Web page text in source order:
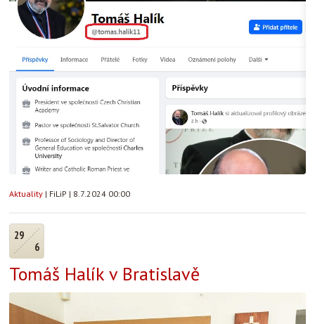
Aktuality | FiLiP | 8.7.2024 00:00
29
6
Tomáš Halík v Bratislavě